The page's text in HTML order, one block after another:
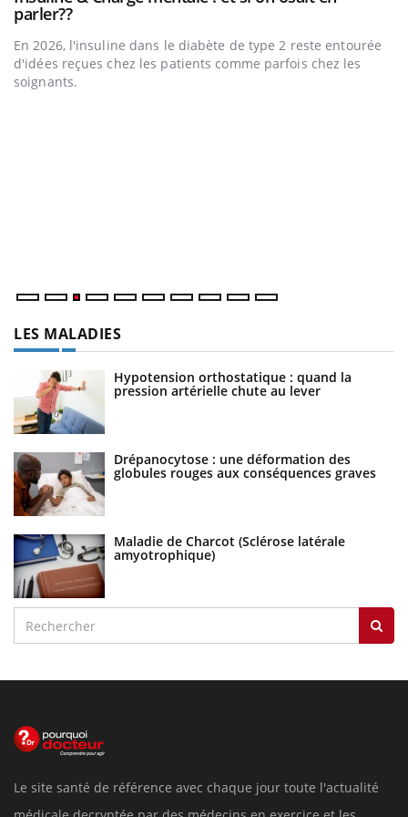
parler??Youtube
En 2026, l'insuline dans le diabète de type 2 reste entourée
d'idées reçues chez les patients comme parfois chez les
soignants.
l’été !Youtube
L'été arrive… et avec lui, un tout nouveau rythme de vie !
Vacances, plage, piscine, soleil, activités en plein air… Nos
mains sont ...
LES MALADIES
Hypotension orthostatique : quand la
pression artérielle chute au lever
Drépanocytose : une déformation des
globules rouges aux conséquences graves
Maladie de Charcot (Sclérose latérale
amyotrophique)
Le site santé de référence avec chaque jour toute l'actualité